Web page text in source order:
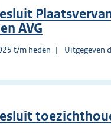
AVG
t/m heden Uitgegeven